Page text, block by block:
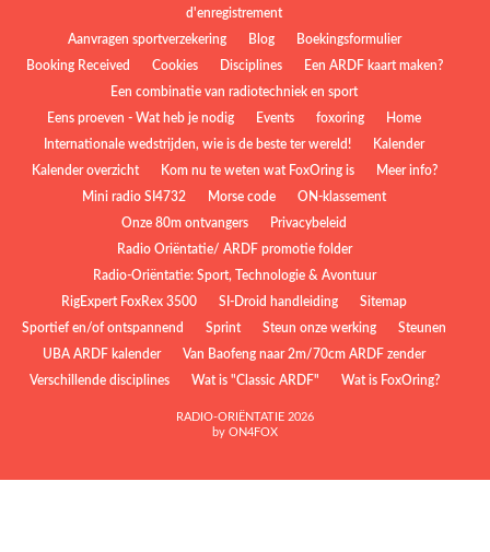
d'enregistrement
Aanvragen sportverzekering
Blog
Boekingsformulier
Booking Received
Cookies Disciplines
Een ARDF kaart maken?
Een combinatie van radiotechniek en sport
Eens proeven - Wat heb je nodig
Events foxoring
Home
Internationale wedstrijden, wie is de beste ter wereld!
Kalender
Kalender overzicht
Kom nu te weten wat FoxOring is
Meer info?
Mini radio SI4732
Morse code
ON-klassement
Onze 80m ontvangers
Privacybeleid
Radio Oriëntatie/ ARDF promotie folder
Radio‑Oriëntatie: Sport, Technologie & Avontuur
RigExpert FoxRex 3500
SI-Droid handleiding
Sitemap
Sportief en/of ontspannend
Sprint Steun onze werking
Steunen
UBA ARDF kalender
Van Baofeng naar 2m/70cm ARDF zender
Verschillende disciplines
Wat is "Classic ARDF" Wat is FoxOring?
RADIO-ORIËNTATIE 2026
by ON4FOX